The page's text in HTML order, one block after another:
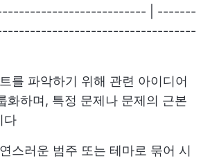
| -------
를 파악하기 위해 관련 아이디어
화하며, 특정 문제나 문제의 근본
다
스러운 범주 또는 테마로 묶어 시